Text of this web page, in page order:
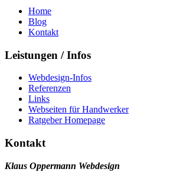
Home
Blog
Kontakt
Leistungen / Infos
Webdesign-Infos
Referenzen
Links
Webseiten für Handwerker
Ratgeber Homepage
Kontakt
Klaus Oppermann Webdesign